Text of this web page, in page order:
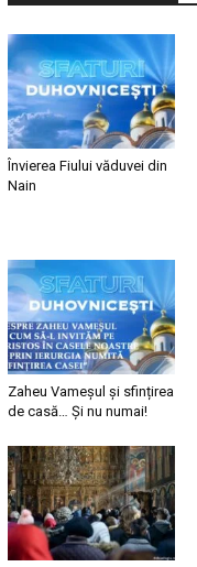
Învierea Fiului văduvei din
Nain
Zaheu Vameșul și sfințirea
de casă… Și nu numai!